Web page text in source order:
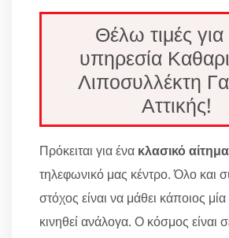
Θέλω τιμές για
υπηρεσία
Λιποσυλλέκτη
Αττικής!
Πρόκειται για ένα κλασικό αίτημα
τηλεφωνικό μας κέντρο. Όλο και
στόχος είναι να μάθει κάποιος μία
κινηθεί ανάλογα. Ο κόσμος είναι